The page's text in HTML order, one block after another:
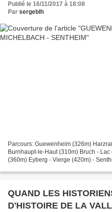
Publié le 16/11/2017 à 18:08
Par sergeblh
Parcours: Guewenheim (326m)
Burnhaupt-le-Haut (310m) Bruch -
(360m) Eyberg - Vierge (420m) -
QUAND LES
D'HISTOIRE DE LA